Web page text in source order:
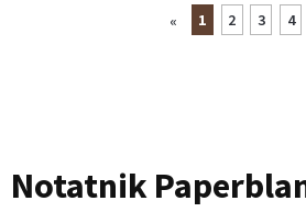
« 1 2 3 4
Notatnik